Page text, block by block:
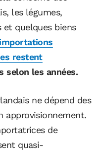
les légumes,
quelques biens
restent
selon les années.
ne dépend des
approvisionnement.
de
quasi-